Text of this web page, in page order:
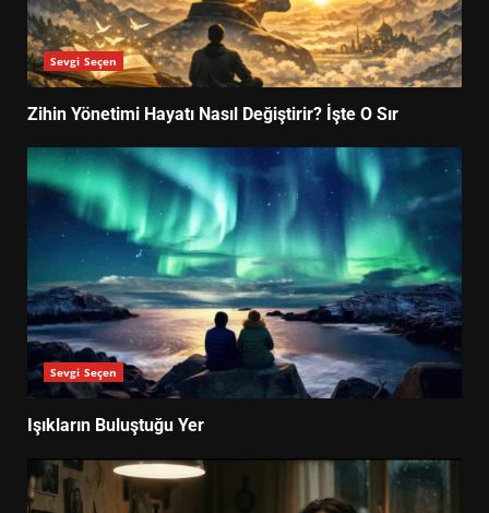
Sevgi Seçen
Zihin Yönetimi Hayatı Nasıl Değiştirir? İşte O Sır
Sevgi Seçen
Işıkların Buluştuğu Yer